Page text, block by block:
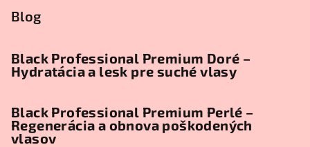
Blog
Black Professional Premium Doré –
Hydratácia a lesk pre suché vlasy
Black Professional Premium Perlé –
Regenerácia a obnova poškodených
vlasov